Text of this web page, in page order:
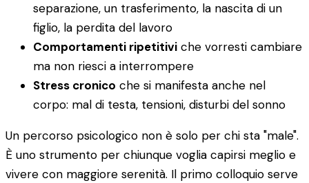
separazione, un trasferimento, la nascita di un
figlio, la perdita del lavoro
Comportamenti ripetitivi che vorresti cambiare
ma non riesci a interrompere
Stress cronico che si manifesta anche nel
corpo: mal di testa, tensioni, disturbi del sonno
Un percorso psicologico non è solo per chi sta "male".
È uno strumento per chiunque voglia capirsi meglio e
vivere con maggiore serenità. Il primo colloquio serve